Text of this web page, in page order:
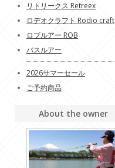
リトリークス Retreex
ロデオクラフト Rodio craft
ロブルアー ROB
バスルアー
2026サマーセール
ご予約商品
About the owner